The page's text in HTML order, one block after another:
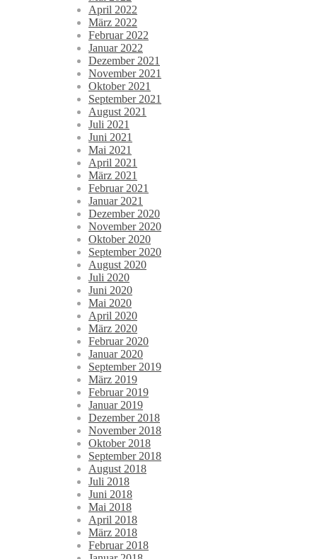
April 2022
März 2022
Februar 2022
Januar 2022
Dezember 2021
November 2021
Oktober 2021
September 2021
August 2021
Juli 2021
Juni 2021
Mai 2021
April 2021
März 2021
Februar 2021
Januar 2021
Dezember 2020
November 2020
Oktober 2020
September 2020
August 2020
Juli 2020
Juni 2020
Mai 2020
April 2020
März 2020
Februar 2020
Januar 2020
September 2019
März 2019
Februar 2019
Januar 2019
Dezember 2018
November 2018
Oktober 2018
September 2018
August 2018
Juli 2018
Juni 2018
Mai 2018
April 2018
März 2018
Februar 2018